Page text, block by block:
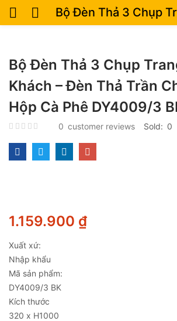
Bộ Đèn Thả 3 Chụp
Khách – Đèn Thả Trần
Hộp Cà Phê DY4009/3
0 customer reviews Sold: 0
1.159.900 ₫
Xuất xứ:
Nhập khẩu
Mã sản phẩm:
DY4009/3 BK
Kích thước
320 x H1000